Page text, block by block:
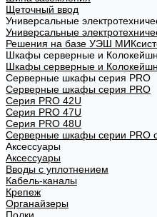
Щеточный ввод
Универсальные
Универсальные
Решения на базе УЭШ
Шкафы серверные и Колокейшн
Шкафы серверные и Колокейшн
Серверные шкафы серия PRO
Серверные шкафы серия PRO
Серия PRO 42U
Серия PRO 47U
Серия PRO 48U
Серверные шкафы серии PRO
Аксессуары
Аксессуары
Вводы с уплотнением
Кабель-каналы
Крепеж
Органайзеры